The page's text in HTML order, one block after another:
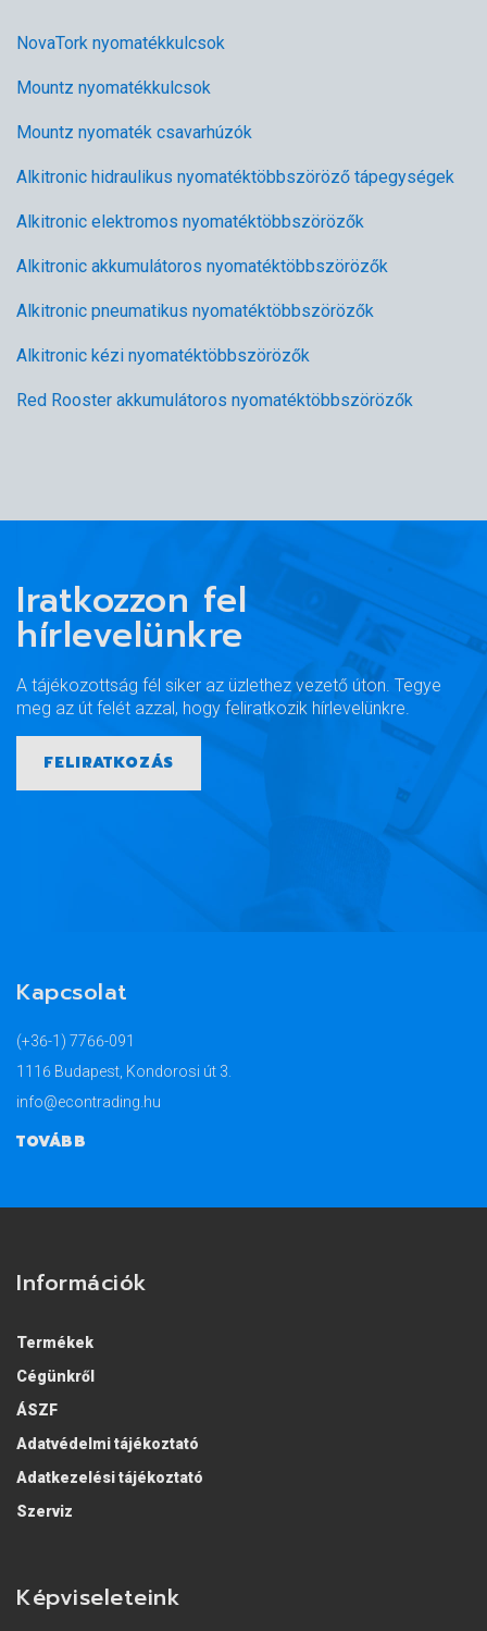
NovaTork nyomatékkulcsok
Mountz nyomatékkulcsok
Mountz nyomaték csavarhúzók
Alkitronic hidraulikus nyomatéktöbbszöröző tápegységek
Alkitronic elektromos nyomatéktöbbszörözők
Alkitronic akkumulátoros nyomatéktöbbszörözők
Alkitronic pneumatikus nyomatéktöbbszörözők
Alkitronic kézi nyomatéktöbbszörözők
Red Rooster akkumulátoros nyomatéktöbbszörözők
Iratkozzon fel
hírlevelünkre
A tájékozottság fél siker az üzlethez vezető úton. Tegye
meg az út felét azzal, hogy feliratkozik hírlevelünkre.
FELIRATKOZÁS
Kapcsolat
(+36-1) 7766-091
1116 Budapest, Kondorosi út 3.
info@econtrading.hu
TOVÁBB
Információk
Termékek
Cégünkről
ÁSZF
Adatvédelmi tájékoztató
Adatkezelési tájékoztató
Szerviz
Képviseleteink